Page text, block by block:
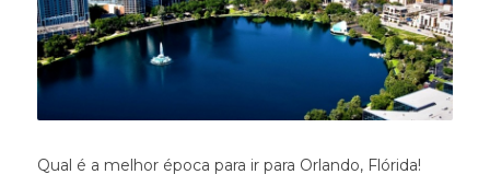
Qual é a melhor época para ir para Orlando, Flórida!